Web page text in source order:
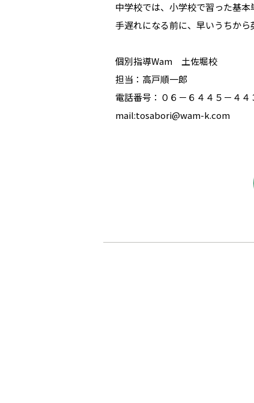
中学校では、小学校で習った基本
手遅れになる前に、早いうちから
個別指導Wam 土佐堀校
担当：高戸順一郎
電話番号：０６－６４４５－４４
mail:tosabori@wam-k.com